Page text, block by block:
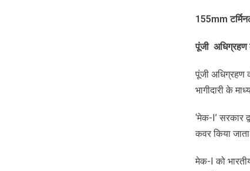
155mm
पूंजी अधिग्रहण
पूंजी अधिग्रहण
भागीदारी के
‘मेक-I’ सरकार
कवर किया
मेक-I को